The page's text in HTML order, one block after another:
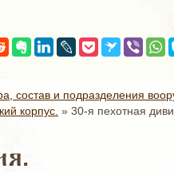
состав и подразделения
корпус. » 30-я пехотная